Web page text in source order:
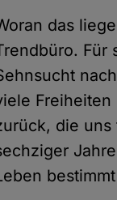
das
Für
die